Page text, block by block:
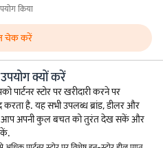
किया
चेक करें
क्यों करें
स्टोर पर खरीदारी करने पर
है. यह सभी उपलब्ध ब्रांड, डीलर और
आप अपनी कुल बचत को तुरंत देख सकें और